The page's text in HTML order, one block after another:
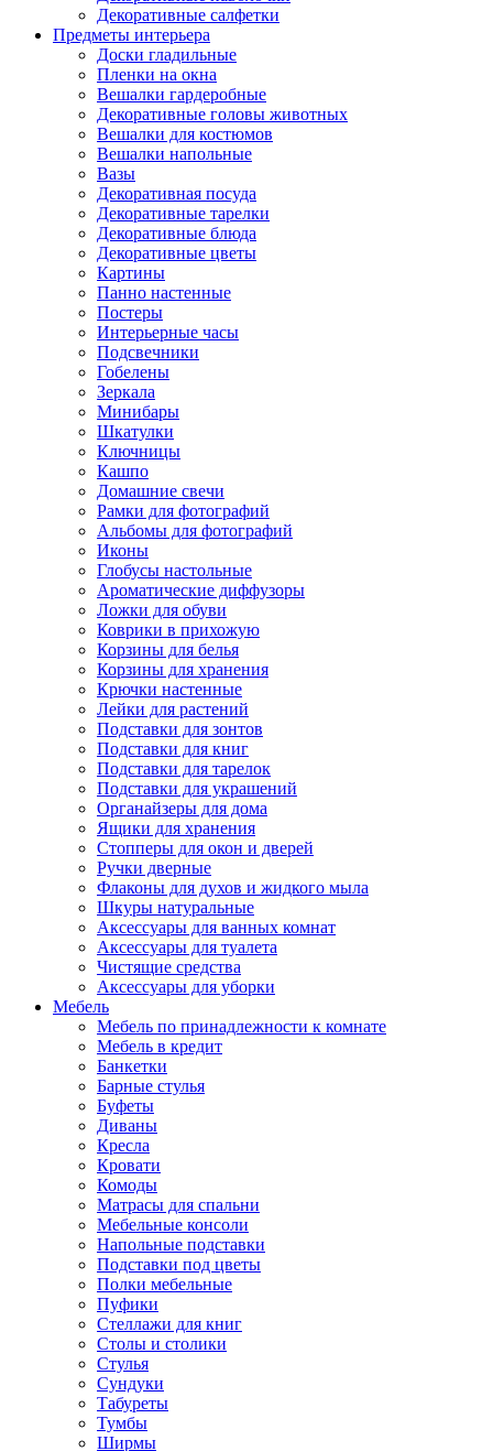
Декоративные салфетки
Предметы интерьера
Доски гладильные
Пленки на окна
Вешалки гардеробные
Декоративные головы животных
Вешалки для костюмов
Вешалки напольные
Вазы
Декоративная посуда
Декоративные тарелки
Декоративные блюда
Декоративные цветы
Картины
Панно настенные
Постеры
Интерьерные часы
Подсвечники
Гобелены
Зеркала
Минибары
Шкатулки
Ключницы
Кашпо
Домашние свечи
Рамки для фотографий
Альбомы для фотографий
Иконы
Глобусы настольные
Ароматические диффузоры
Ложки для обуви
Коврики в прихожую
Корзины для белья
Корзины для хранения
Крючки настенные
Лейки для растений
Подставки для зонтов
Подставки для книг
Подставки для тарелок
Подставки для украшений
Органайзеры для дома
Ящики для хранения
Стопперы для окон и дверей
Ручки дверные
Флаконы для духов и жидкого мыла
Шкуры натуральные
Аксессуары для ванных комнат
Аксессуары для туалета
Чистящие средства
Аксессуары для уборки
Мебель
Мебель по принадлежности к комнате
Мебель в кредит
Банкетки
Барные стулья
Буфеты
Диваны
Кресла
Кровати
Комоды
Матрасы для спальни
Мебельные консоли
Напольные подставки
Подставки под цветы
Полки мебельные
Пуфики
Стеллажи для книг
Столы и столики
Стулья
Сундуки
Табуреты
Тумбы
Ширмы